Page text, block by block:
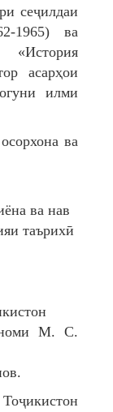
сеҷилдаи
1965) ва
асарҳои
илми
ва
ва нав
таърихӣ
номи М. С.